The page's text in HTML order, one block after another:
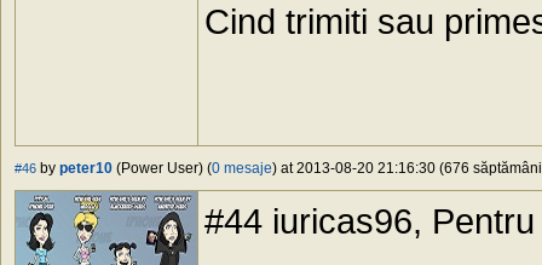
Cind trimiti sau
#46 by peter10 (Power User) (0 mesaje) at 2013-08-20 21:16:30 (676
#44 iuricas96,